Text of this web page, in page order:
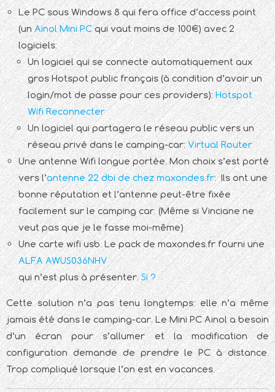
Le PC sous Windows 8 qui fera office d’access point
(unAinol Mini PCqui vaut moins de 100€) avec 2
logiciels:
Un logiciel qui se connecte automatiquement aux
gros Hotspot public français (à condition d’avoir un
login/mot de passe pour ces providers):Hotspot
Wifi Reconnecter
Un logiciel qui partagera le réseau public vers un
réseau privé dans le camping-car:Virtual Router
Une antenne Wifi longue portée. Mon choix s’est porté
vers l’antenne 22 dbi de chez maxondes.fr: Ils ont une
bonne réputation et l’antenne peut-être fixée
facilement sur le camping car. (Même si Vinciane ne
veut pas que je le fasse moi-même)
Une carte wifi usb. Le pack de maxondes.fr fourni une
ALFA AWUS036NHV
qui n’est plus à présenter.Si ?
Cette solution n’a pas tenu longtemps: elle n’a même
jamais été dans le camping-car. Le Mini PC Ainol a besoin
d’un écran pour s’allumer et la modification de
configuration demande de prendre le PC à distance.
Trop compliqué lorsque l’on est en vacances.